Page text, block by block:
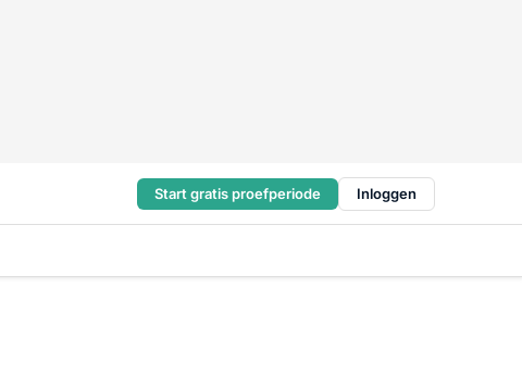
Start gratis proefperiode Inloggen